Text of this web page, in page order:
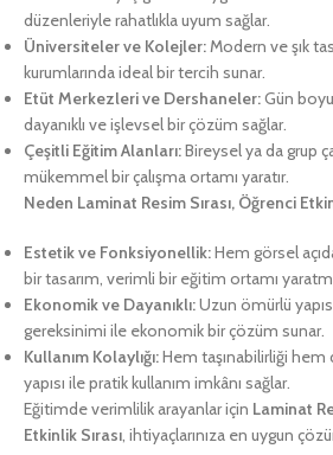
düzenleriyle rahatlıkla uyum sağlar.
Üniversiteler ve Kolejler:Modern ve şık
kurumlarında ideal bir tercih sunar.
Etüt Merkezleri ve Dershaneler:Gün
dayanıklı ve işlevsel bir çözüm sağlar.
Çeşitli Eğitim Alanları:Bireysel ya da grup
mükemmel bir çalışma ortamı yaratır.
Neden Laminat Resim Sırası, Öğrenci
Estetik ve Fonksiyonellik:Hem görsel
bir tasarım, verimli bir eğitim ortamı
Ekonomik ve Dayanıklı:Uzun ömürlü
gereksinimi ile ekonomik bir çözüm sunar.
Kullanım Kolaylığı:Hem taşınabilirliği hem
yapısı ile pratik kullanım imkânı sağlar.
Eğitimde verimlilik arayanlar için Laminat
Etkinlik Sırası, ihtiyaçlarınıza en uygun